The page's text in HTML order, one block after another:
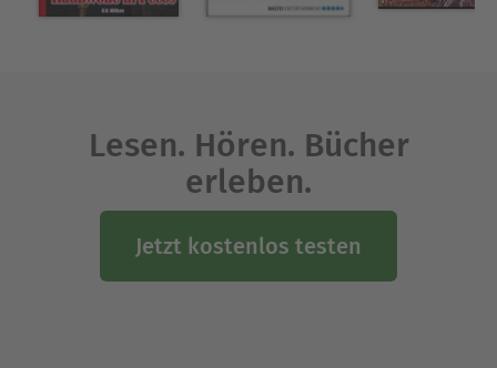
Lesen. Hören. Bücher
erleben.
Jetzt kostenlos testen